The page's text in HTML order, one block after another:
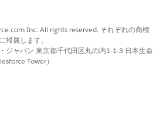
Inc. All rights reserved. それぞれの商標
帰属します。
ジャパン 東京都千代田区丸の内1-1-3 日本生命
Tower）